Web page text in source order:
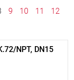
9 10 11
12
NPT, DN15